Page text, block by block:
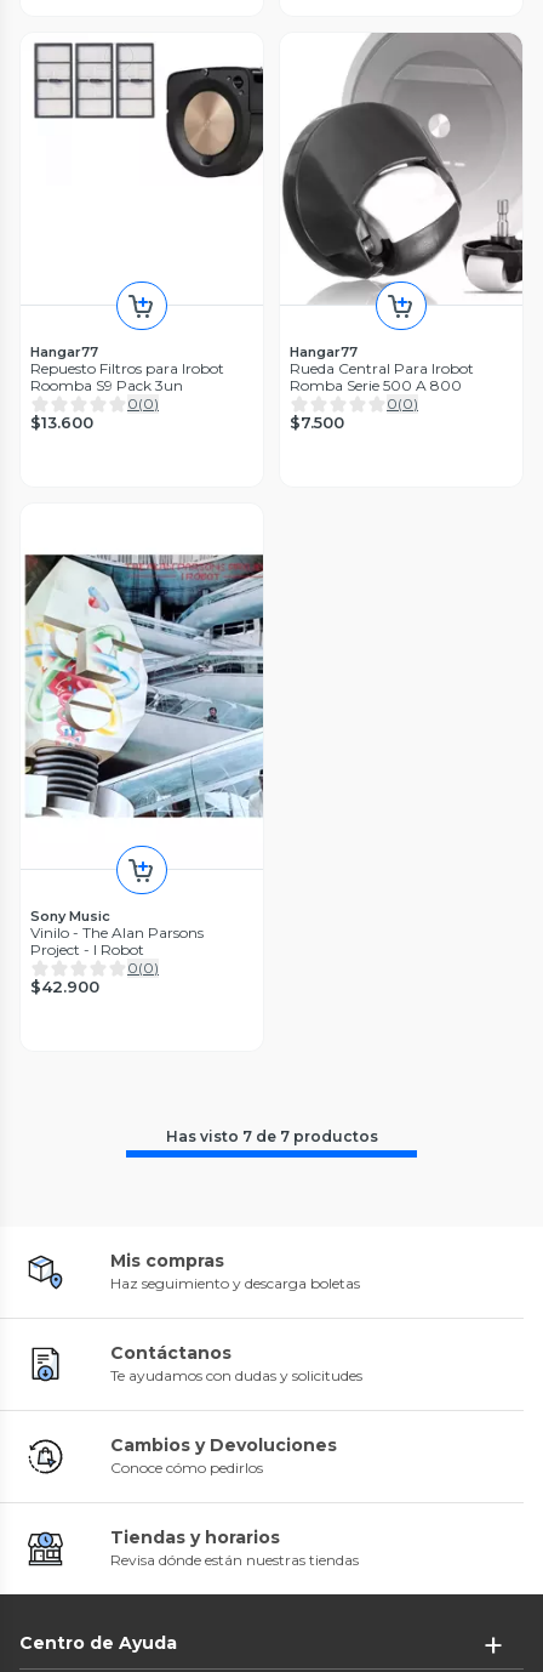
Hangar77
Repuesto Filtros para Irobot
Roomba S9 Pack 3un
0(0)
$13.600
Hangar77
Rueda Central Para Irobot
Romba Serie 500 A 800
0(0)
$7.500
Sony Music
Vinilo - The Alan Parsons
Project - I Robot
0(0)
$42.900
Has visto 7de 7 productos
Mis compras
Haz seguimiento y descarga boletas
Contáctanos
Te ayudamos con dudas y solicitudes
Cambios y Devoluciones
Conoce cómo pedirlos
Tiendas y horarios
Revisa dónde están nuestras tiendas
Centro de Ayuda